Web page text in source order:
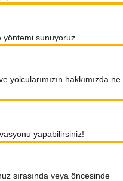
sunuyoruz.
yolcularımızın hakkımızda ne
yapabilirsiniz!
sırasında veya öncesinde